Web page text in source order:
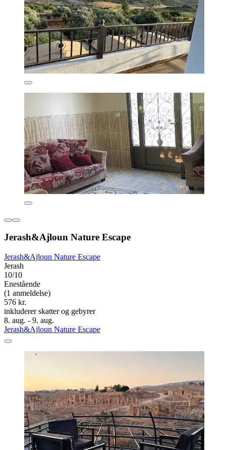
Jerash&Ajloun Nature Escape
Jerash&Ajloun Nature Escape
Jerash
10/10
Enestående
(1 anmeldelse)
576 kr.
inkluderer skatter og gebyrer
8. aug. - 9. aug.
Jerash&Ajloun Nature Escape